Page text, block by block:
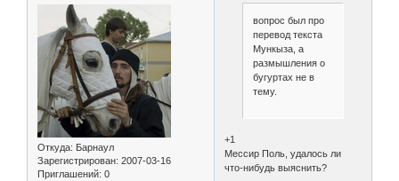
Откуда: Барнаул
Зарегистрирован: 2007-03-16
Приглашений: 0
вопрос был про
перевод текста
Мункыза, а
размышления о
бугуртах не в
тему.
+1
Мессир Поль, удалось ли
что-нибудь выяснить?